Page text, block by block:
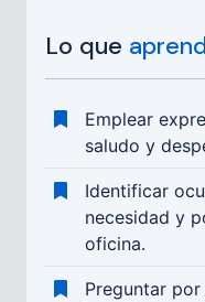
Lo que
Emplear
saludo y
Identificar
necesidad y
oficina.
Preguntar